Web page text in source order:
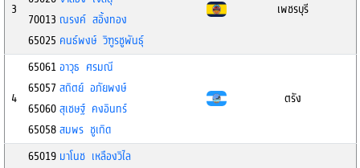
3
70013 ณรงค์ สอิ้งทอง
65025 คนธ์พงษ์ วิฑูรชูพันธ์ุ
เพชรบุรี
4
65061 อาวุธ ศรมณี
65057 สถิตย์ อภัยพงษ์
65060 สุเชษฐ์ คงอินทร์
65058 สมพร ชูเกิด
ตรัง
65019 มาโนช เหลืองวิไล